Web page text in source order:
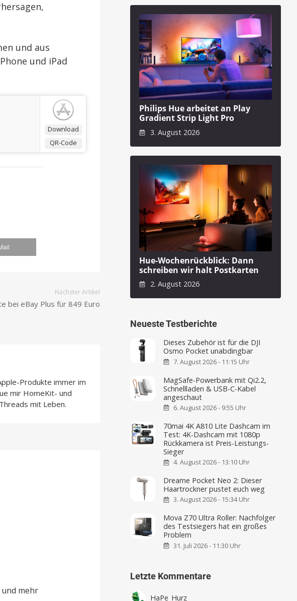
und aus
und iPad
Download
QR-Code
Nächster Artikel
bei eBay Plus für 849 Euro
Produkte immer im
mir HomeKit- und
mit Leben.
mehr
Philips Hue arbeitet an Play
Gradient Strip Light Pro
3. August 2026
Hue-Wochenrückblick: Dann
schreiben wir halt Postkarten
2. August 2026
Neueste Testberichte
Dieses Zubehör ist für die DJI
Osmo Pocket unabdingbar
7. August 2026 - 11:15 Uhr
MagSafe-Powerbank mit Qi2.2,
Schnellladen & USB-C-Kabel
angeschaut
6. August 2026 - 9:55 Uhr
70mai 4K A810 Lite Dashcam im
Test: 4K-Dashcam mit 1080p
Rückkamera ist Preis-Leistungs-
Sieger
4. August 2026 - 13:10 Uhr
Dreame Pocket Neo 2: Dieser
Haartrockner pustet euch weg
3. August 2026 - 15:34 Uhr
Mova Z70 Ultra Roller: Nachfolger
des Testsiegers hat ein großes
Problem
31. Juli 2026 - 11:30 Uhr
Letzte Kommentare
HaPe_Hurz